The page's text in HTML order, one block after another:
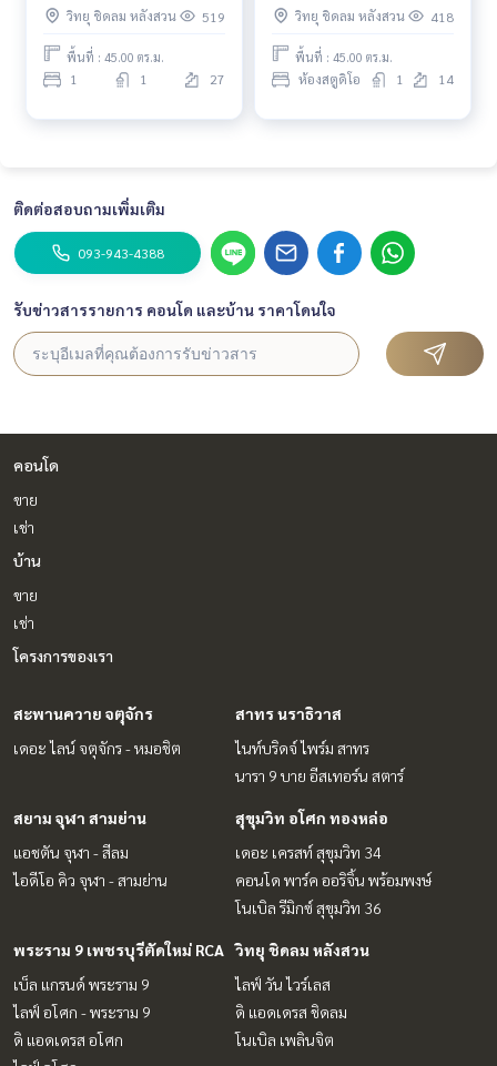
Now! 🌈🌈 Super High Floor I
#HL
วิทยุ ชิดลม หลังสวน 519
พื้นที่ : 45.00 ตร.ม.
1 1 27
วิทยุ ชิดลม หลังสวน
418
พื้นที่ : 45.00 ตร.ม.
ห้องสตูดิโอ 1 14
ติดต่อสอบถามเพิ่มเติม
093-943-4388
รับข่าวสารรายการ คอนโด และบ้าน ราคาโดนใจ
คอนโด
ขาย
เช่า
บ้าน
ขาย
เช่า
โครงการของเรา
สะพานควาย จตุจักร
เดอะ ไลน์ จตุจักร - หมอชิต
สาทร นราธิวาส
ไนท์บริดจ์ ไพร์ม สาทร
นารา 9 บาย อีสเทอร์น สตาร์
สยาม จุฬา สามย่าน
แอชตัน จุฬา - สีลม
ไอดีโอ คิว จุฬา - สามย่าน
สุขุมวิท อโศก ทองหล่อ
เดอะ เครสท์ สุขุมวิท 34
คอนโด พาร์ค ออริจิ้น พร้อมพงษ์
โนเบิล รีมิกซ์ สุขุมวิท 36
พระราม 9 เพชรบุรีตัดใหม่ RCA
เบ็ล แกรนด์ พระราม 9
ไลฟ์ อโศก - พระราม 9
ดิ แอดเดรส อโศก
วิทยุ ชิดลม หลังสวน
ไลฟ์ วัน ไวร์เลส
ดิ แอดเดรส ชิดลม
โนเบิล เพลินจิต